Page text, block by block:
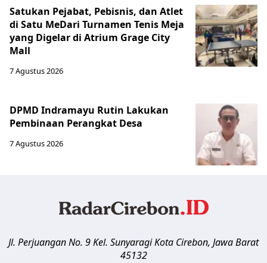
Satukan Pejabat, Pebisnis, dan Atlet
di Satu MeDari Turnamen Tenis Meja
yang Digelar di Atrium Grage City
Mall
7 Agustus 2026
DPMD Indramayu Rutin Lakukan
Pembinaan Perangkat Desa
7 Agustus 2026
Jl. Perjuangan No. 9 Kel. SunyaragiKota Cirebon, Jawa Barat
45132